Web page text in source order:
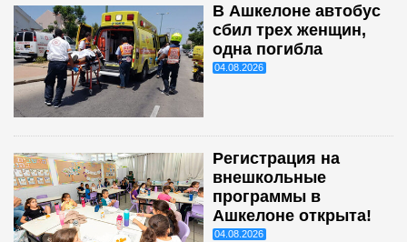
В Ашкелоне автобус
сбил трех женщин,
одна погибла
04.08.2026
Регистрация на
внешкольные
программы в
Ашкелоне открыта!
04.08.2026